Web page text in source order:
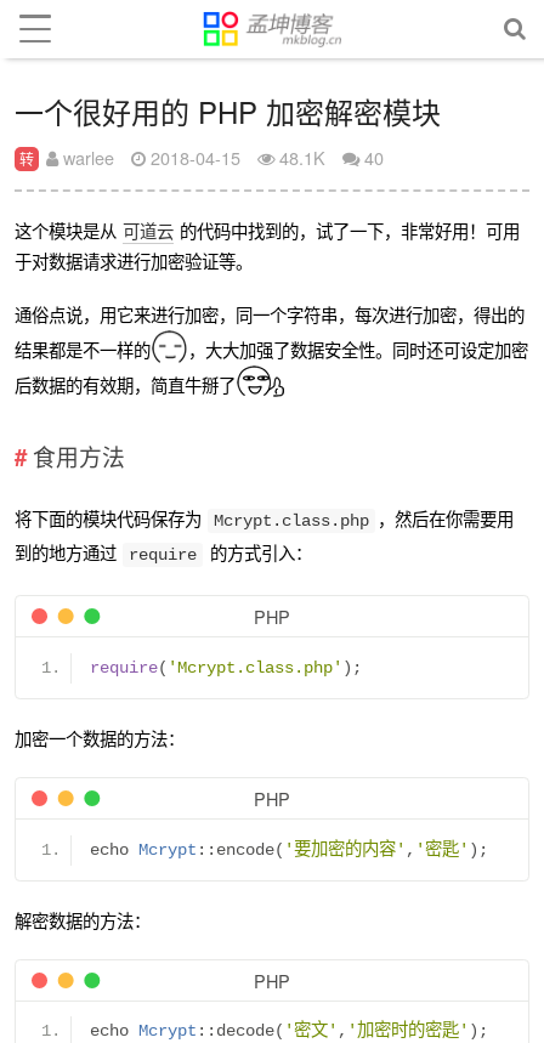
一个很好用的 PHP 加密解密模块
转 warlee 2018-04-15 48.1K 40
这个模块是从 可道云 的代码中找到的，试了一下，非常好用！可用
于对数据请求进行加密验证等。
通俗点说，用它来进行加密，同一个字符串，每次进行加密，得出的
结果都是不一样的
，大大加强了数据安全性。同时还可设定加密
后数据的有效期，简直牛掰了
食用方法
将下面的模块代码保存为 Mcrypt.class.php ，然后在你需要用
到的地方通过
require 的方式引入：
PHP
require( 'Mcrypt.class.php' );
加密一个数据的方法：
PHP
echo Mcrypt :: encode( '要加密的内容' , '密匙' );
解密数据的方法：
PHP
echo Mcrypt :: decode( '密文' , '加密时的密匙' );